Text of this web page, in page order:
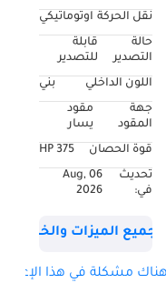
مدفأة وجيدة التهوية،
باب خلفي كهربائي،
مناخي بـ 4 مناطق،
سقف بانورامي
الفرامل، مساعد
الفرامل النشط،
LED DRL، مساعد
العمياء، مساعد
نقل الحركة اوتوماتيكي
حالة
التصدير
قابلة
للتصدير
اللون الداخلي
بني
جهة
المقود
مقود
يسار
قوة الحصان
375 HP
تحديث
في:
06 Aug,
2026
جميع الميزات والخصائص
مشكلة في هذا الإعلان؟